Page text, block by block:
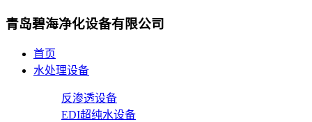
青岛碧海净化设备有限公司
首页
水处理设备
反渗透设备
EDI超纯水设备